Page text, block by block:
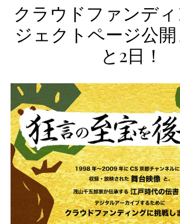
クラウドファンデ
ジェクトページ公
と2日！